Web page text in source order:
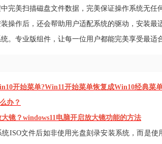
完美扫描磁盘文件数据，完美保证操作系统无任
操作后，还会帮助用户适配系统的驱动，安装最
。专业版组件，让每一位用户都能完美享受最适
开始菜单?Win11开始菜单恢复成Win10经典菜
办？
镜？windows11电脑开启放大镜功能的方法
ISO文件后如非使用光盘刻录安装系统，而是